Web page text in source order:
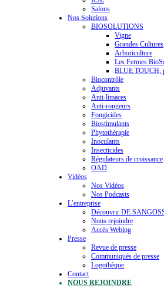
Salons
Nos Solutions
BIOSOLUTIONS
Vigne
Grandes Cultures
Arboriculture
Les Fermes
BLUE TOUCH,
Biocontrôle
Adjuvants
Anti-limaces
Anti-rongeurs
Fongicides
Biostimulants
Phytothérapie
Inoculants
Insecticides
Régulateurs de croissance
OAD
Vidéos
Nos Vidéos
Nos Podcasts
L’entreprise
Découvrir DE
Nous rejoindre
Accès Weblog
Presse
Revue de presse
Communiqués de presse
Logothèque
Contact
NOUS REJOINDRE